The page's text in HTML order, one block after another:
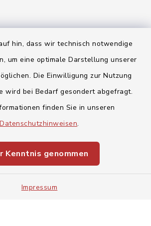
hin, dass wir technisch notwendige
um eine optimale Darstellung unserer
Die Einwilligung zur Nutzung
wird bei Bedarf gesondert abgefragt.
finden Sie in unseren
Datenschutzhinweisen.
Kenntnis genommen
Impressum
Barrierefreiheit
Impressum
Sitemap